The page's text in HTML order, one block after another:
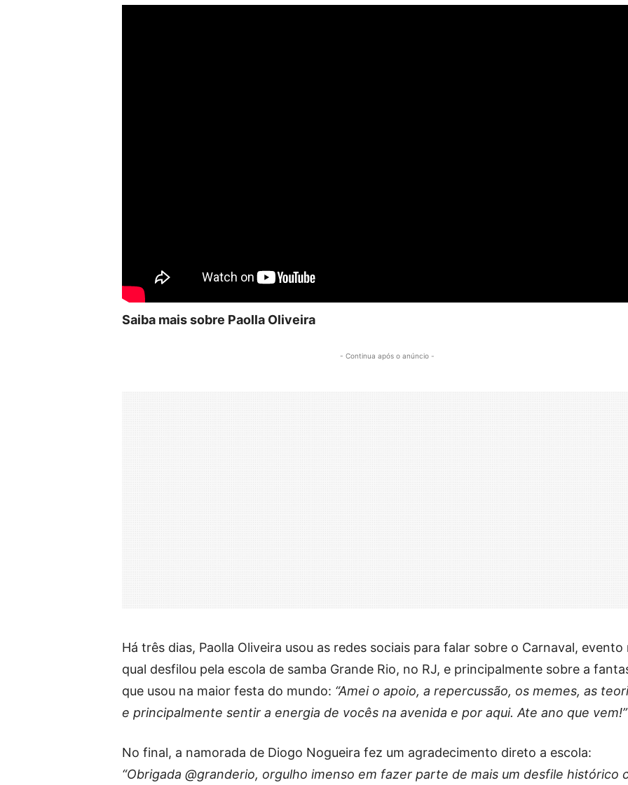
Saiba mais sobre Paolla Oliveira
- Continua após o anúncio -
Há três dias, Paolla Oliveira usou as redes sociais para falar sobre o Carnaval, evento
qual desfilou pela escola de samba Grande Rio, no RJ, e principalmente sobre a
que usou na maior festa do mundo: “Amei o apoio, a repercussão, os memes, as
e principalmente sentir a energia de vocês na avenida e por aqui. Ate ano que vem!”
No final, a namorada de Diogo Nogueira fez um agradecimento direto a escola:
“Obrigada @granderio, orgulho imenso em fazer parte de mais um desfile histórico